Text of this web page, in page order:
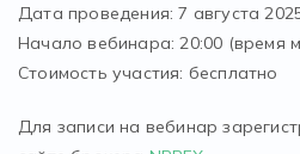
Дата проведения: 7 августа
Начало вебинара: 20:00 (время
Стоимость участия: бесплатно
Для записи на вебинар